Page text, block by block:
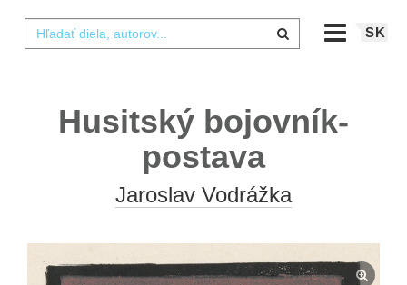
SK
Husitský bojovník-
postava
Jaroslav Vodrážka